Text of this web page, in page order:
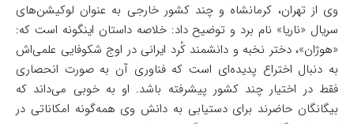
وی از تهران، کرمانشاه و چند کشور خارجی به عنوان لوکیشن‌های
سریال «ناریا» نام برد و توضیح داد: خلاصه داستان اینگونه است که:
«هوژان»، دختر نخبه و دانشمند کُرد ایرانی در اوج شکوفایی علمی‌اش
به دنبال اختراع پدیده‌ای است که فناوری آن به صورت انحصاری
فقط در اختیار چند کشور پیشرفته باشد. او به خوبی می‌داند که
بیگانگان حاضرند برای دستیابی به دانش وی همه‌گونه امکاناتی در